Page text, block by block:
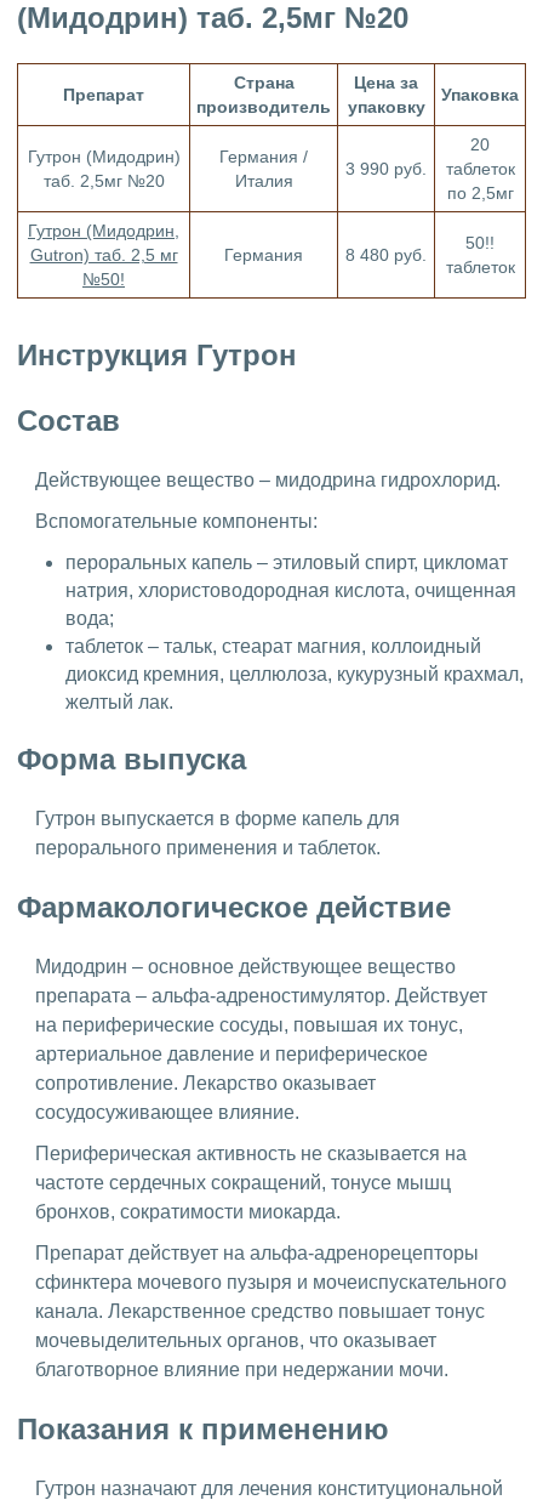
(Мидодрин) таб. 2,5мг №20
Препарат
Страна
производитель
Цена за
упаковку
Упаковка
Гутрон (Мидодрин)
таб. 2,5мг №20
Германия /
Италия
3 990 руб.
20
таблеток
по 2,5мг
Гутрон (Мидодрин,
Gutron) таб. 2,5 мг
№50!
Германия 8 480 руб.
50!!
таблеток
Инструкция Гутрон
Состав
Действующее вещество – мидодрина гидрохлорид.
Вспомогательные компоненты:
пероральных капель – этиловый спирт, цикломат
натрия, хлористоводородная кислота, очищенная
вода;
таблеток – тальк, стеарат магния, коллоидный
диоксид кремния, целлюлоза, кукурузный крахмал,
желтый лак.
Форма выпуска
Гутрон выпускается в форме капель для
перорального применения и таблеток.
Фармакологическое действие
Мидодрин – основное действующее вещество
препарата – альфа-адреностимулятор. Действует
на периферические сосуды, повышая их тонус,
артериальное давление и периферическое
сопротивление. Лекарство оказывает
сосудосуживающее влияние.
Периферическая активность не сказывается на
частоте сердечных сокращений, тонусе мышц
бронхов, сократимости миокарда.
Препарат действует на альфа-адренорецепторы
сфинктера мочевого пузыря и мочеиспускательного
канала. Лекарственное средство повышает тонус
мочевыделительных органов, что оказывает
благотворное влияние при недержании мочи.
Показания к применению
Гутрон назначают для лечения конституциональной